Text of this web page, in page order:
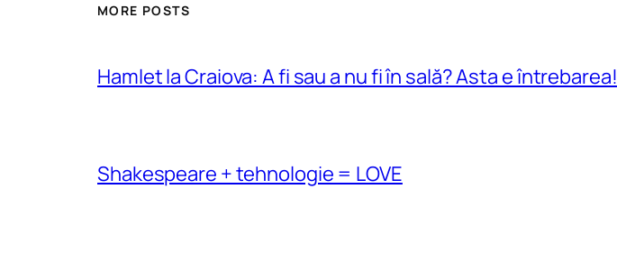
MORE POSTS
Hamlet la Craiova: A fi sau a nu fi în sală? Asta e întrebarea!
Shakespeare + tehnologie = LOVE